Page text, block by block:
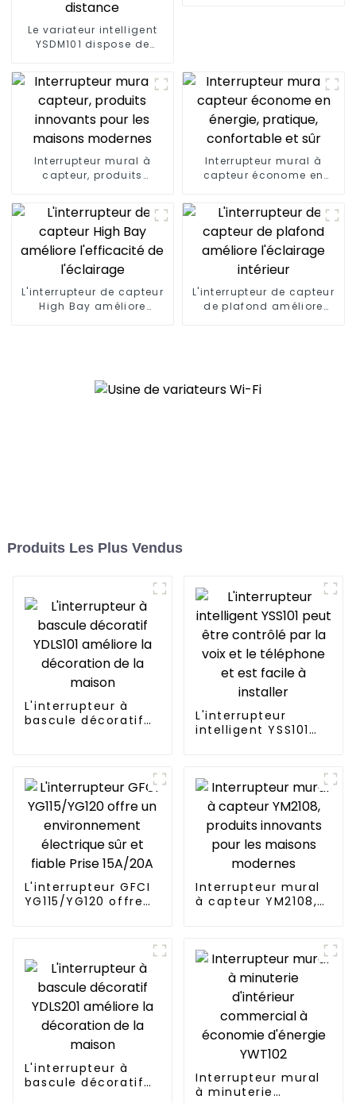
Le variateur intelligent
YSDM101 dispose de
capacités de contrôle à
distance
Interrupteur mural à
capteur, produits
maisons modernes
Interrupteur mural à
capteur économe en
confortable et sûr
L'interrupteur de capteur
High Bay améliore
L'interrupteur de capteur
de plafond améliore
Produits Les Plus Vendus
L'interrupteur à
bascule décoratif
L'interrupteur
intelligent YSS101
facile à installer
L'interrupteur GFCI
YG115/YG120 offre
fiable Prise 15A/20A
Interrupteur mural
à capteur YM2108,
L'interrupteur à
bascule décoratif
Interrupteur mural
à minuterie